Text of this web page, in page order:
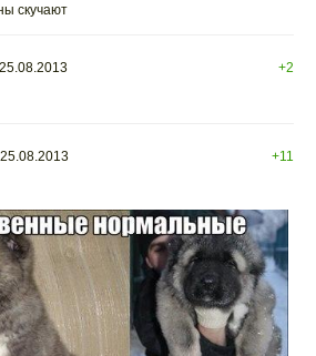
скучают
+2
+11